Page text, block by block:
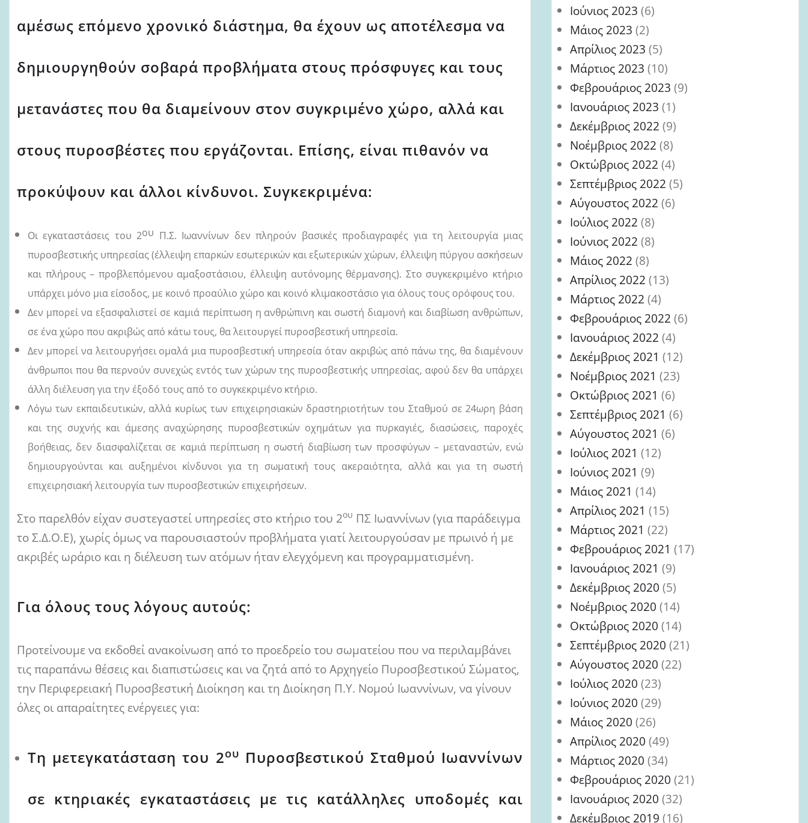
αμέσως επόμενο χρονικό διάστημα, θα έχουν ως αποτέλεσμα να
δημιουργηθούν σοβαρά προβλήματα στους πρόσφυγες και τους
μετανάστες που θα διαμείνουν στον συγκριμένο χώρο, αλλά και
στους πυροσβέστες που εργάζονται. Επίσης, είναι πιθανόν να
προκύψουν και άλλοι κίνδυνοι. Συγκεκριμένα:
Οι εγκαταστάσεις του 2ου Π.Σ. Ιωαννίνων δεν πληρούν βασικές προδιαγραφές για τη λειτουργία μιας
πυροσβεστικής υπηρεσίας (έλλειψη επαρκών εσωτερικών και εξωτερικών χώρων, έλλειψη πύργου ασκήσεων
και πλήρους – προβλεπόμενου αμαξοστάσιου, έλλειψη αυτόνομης θέρμανσης). Στο συγκεκριμένο κτήριο
υπάρχει μόνο μια είσοδος, με κοινό προαύλιο χώρο και κοινό κλιμακοστάσιο για όλους τους ορόφουςτου.
Δεν μπορεί να εξασφαλιστεί σε καμιά περίπτωση η ανθρώπινη και σωστή διαμονή και διαβίωση ανθρώπων,
σε ένα χώρο που ακριβώς από κάτω τους, θα λειτουργεί πυροσβεστική υπηρεσία.
Δεν μπορεί να λειτουργήσει ομαλά μια πυροσβεστική υπηρεσία όταν ακριβώς από πάνω της, θα διαμένουν
άνθρωποι που θα περνούν συνεχώς εντός των χώρων της πυροσβεστικής υπηρεσίας, αφού δεν θα υπάρχει
άλλη διέλευση για την έξοδό τους από το συγκεκριμένο κτήριο.
Λόγω των εκπαιδευτικών, αλλά κυρίως των επιχειρησιακών δραστηριοτήτων του Σταθμού σε 24ωρη βάση
και της συχνής και άμεσης αναχώρησης πυροσβεστικών οχημάτων για πυρκαγιές, διασώσεις, παροχές
βοήθειας, δεν διασφαλίζεται σε καμιά περίπτωση η σωστή διαβίωση των προσφύγων – μεταναστών, ενώ
δημιουργούνται και αυξημένοι κίνδυνοι για τη σωματική τους ακεραιότητα, αλλά και για τη σωστή
επιχειρησιακή λειτουργία των πυροσβεστικών επιχειρήσεων.
Στο παρελθόν είχαν συστεγαστεί υπηρεσίες στο κτήριο του 2ου ΠΣ Ιωαννίνων (για παράδειγμα
το Σ.Δ.Ο.Ε), χωρίς όμως να παρουσιαστούν προβλήματα γιατί λειτουργούσαν με πρωινό ή με
ακριβές ωράριο και η διέλευση των ατόμων ήταν ελεγχόμενη και προγραμματισμένη.
Για όλους τους λόγους αυτούς:
Προτείνουμε να εκδοθεί ανακοίνωση από το προεδρείο του σωματείου που να περιλαμβάνει
τις παραπάνω θέσεις και διαπιστώσεις και να ζητά από το Αρχηγείο Πυροσβεστικού Σώματος,
την Περιφερειακή Πυροσβεστική Διοίκηση και τη Διοίκηση Π.Υ. Νομού Ιωαννίνων, να γίνουν
όλες οι απαραίτητες ενέργειες για:
Τη μετεγκατάσταση του 2ου Πυροσβεστικού Σταθμού Ιωαννίνων
σε κτηριακές εγκαταστάσεις με τις κατάλληλες υποδομές και
Ιούνιος 2023 (6)
Μάιος 2023 (2)
Απρίλιος 2023 (5)
Μάρτιος 2023 (10)
Φεβρουάριος 2023 (9)
Ιανουάριος 2023 (1)
Δεκέμβριος 2022 (9)
Νοέμβριος 2022 (8)
Οκτώβριος 2022 (4)
Σεπτέμβριος 2022 (5)
Αύγουστος 2022 (6)
Ιούλιος 2022 (8)
Ιούνιος 2022 (8)
Μάιος 2022 (8)
Απρίλιος 2022 (13)
Μάρτιος 2022 (4)
Φεβρουάριος 2022 (6)
Ιανουάριος 2022 (4)
Δεκέμβριος 2021 (12)
Νοέμβριος 2021 (23)
Οκτώβριος 2021 (6)
Σεπτέμβριος 2021 (6)
Αύγουστος 2021 (6)
Ιούλιος 2021 (12)
Ιούνιος 2021 (9)
Μάιος 2021 (14)
Απρίλιος 2021 (15)
Μάρτιος 2021 (22)
Φεβρουάριος 2021 (17)
Ιανουάριος 2021 (9)
Δεκέμβριος 2020 (5)
Νοέμβριος 2020 (14)
Οκτώβριος 2020 (14)
Σεπτέμβριος 2020 (21)
Αύγουστος 2020 (22)
Ιούλιος 2020 (23)
Ιούνιος 2020 (29)
Μάιος 2020 (26)
Απρίλιος 2020 (49)
Μάρτιος 2020 (34)
Φεβρουάριος 2020 (21)
Ιανουάριος 2020 (32)
Δεκέμβριος 2019 (16)